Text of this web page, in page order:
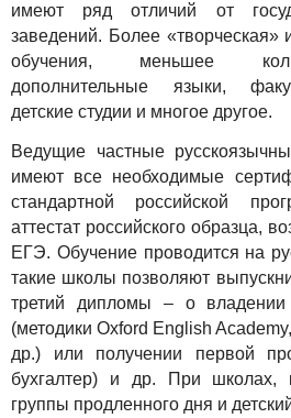
имеют ряд отличий от
заведений. Более
обучения, меньшее
дополнительные языки,
детские студии и многое другое.
Ведущие частные
имеют все необходимые
стандартной российской
аттестат российского образца,
ЕГЭ. Обучение проводится на
такие школы позволяют
третий дипломы – о
(методики Oxford English
др.) или получении первой
бухгалтер) и др. При школах,
группы продленного дня и